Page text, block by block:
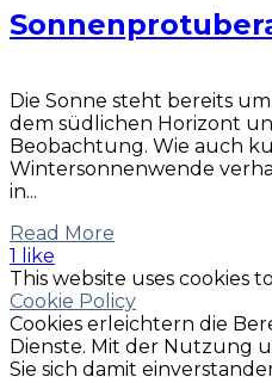
Die Sonne steht bereits
dem südlichen Horizont
Beobachtung. Wie auch
Wintersonnenwende
in...
Read More
1 like
This website uses cookies
Cookie Policy
Cookies erleichtern die
Dienste. Mit der Nutzung
Sie sich damit